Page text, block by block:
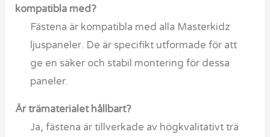
kompatibla med?
Fästena är kompatibla med alla Masterkidz
ljuspaneler. De är specifikt utformade för att
ge en säker och stabil montering för dessa
paneler.
Är trämaterialet hållbart?
Ja, fästena är tillverkade av högkvalitativt trä